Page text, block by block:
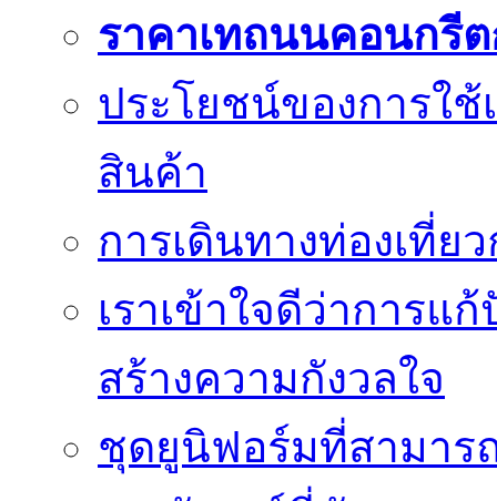
ราคาเทถนนคอนกรีต
ประโยชน์ของการใ
สินค้า
การเดินทางท่องเที่ย
เราเข้าใจดีว่าการแ
สร้างความกังวลใจ
ชุดยูนิฟอร์มที่สามาร